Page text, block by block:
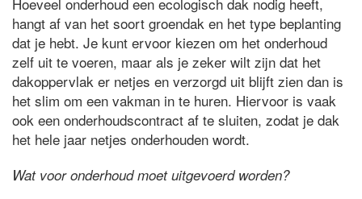
hangt af van het soort groendak en het type beplanting
dat je hebt. Je kunt ervoor kiezen om het onderhoud
zelf uit te voeren, maar als je zeker wilt zijn dat het
dakoppervlak er netjes en verzorgd uit blijft zien dan is
het slim om een vakman in te huren. Hiervoor is vaak
ook een onderhoudscontract af te sluiten, zodat je dak
het hele jaar netjes onderhouden wordt.
Wat voor onderhoud moet uitgevoerd worden?